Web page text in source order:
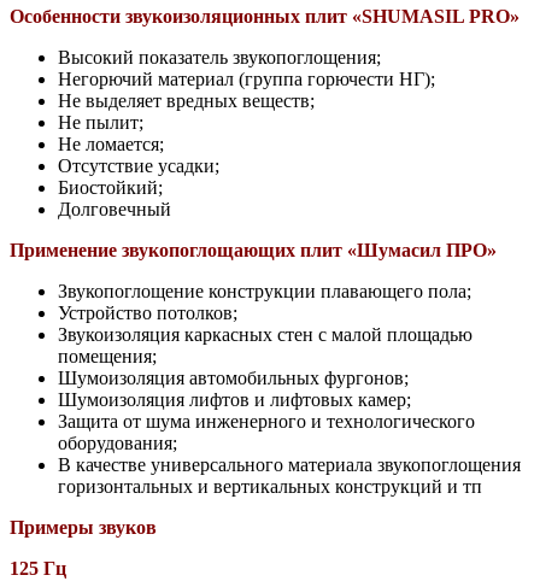
Особенности звукоизоляционных плит «SHUMASIL PRO»
Высокий показатель звукопоглощения;
Негорючий материал (группа горючести НГ);
Не выделяет вредных веществ;
Не пылит;
Не ломается;
Отсутствие усадки;
Биостойкий;
Долговечный
Применение звукопоглощающих плит «Шумасил ПРО»
Звукопоглощение конструкции плавающего пола;
Устройство потолков;
Звукоизоляция каркасных стен с малой площадью
помещения;
Шумоизоляция автомобильных фургонов;
Шумоизоляция лифтов и лифтовых камер;
Защита от шума инженерного и технологического
оборудования;
В качестве универсального материала звукопоглощения
горизонтальных и вертикальных конструкций и тп
Примеры звуков
125 Гц